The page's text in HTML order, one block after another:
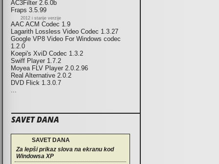
AC3Filter 2.6.0b
Fraps 3.5.99
2012 i starije verzije
AAC ACM Codec 1.9
Lagarith Lossless Video Codec 1.3.27
Google VP8 Video For Windows codec
1.2.0
Koepi's XviD Codec 1.3.2
Swiff Player 1.7.2
Moyea FLV Player 2.0.2.96
Real Alternative 2.0.2
DVD Flick 1.3.0.7
...
SAVET DANA
SAVET DANA
Za lepši prikaz slova na ekranu kod
Windowsa XP